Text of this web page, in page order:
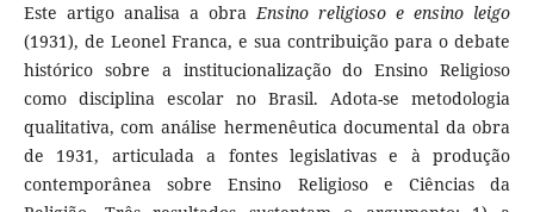
Este artigo analisa a obraEnsino religioso e ensino leigo
(1931), de Leonel Franca, e sua contribuição para o debate
histórico sobre a institucionalização do Ensino Religioso
como disciplina escolar no Brasil. Adota-se metodologia
qualitativa, com análise hermenêutica documental da obra
de 1931, articulada a fontes legislativas e à produção
contemporânea sobre Ensino Religioso e Ciências da